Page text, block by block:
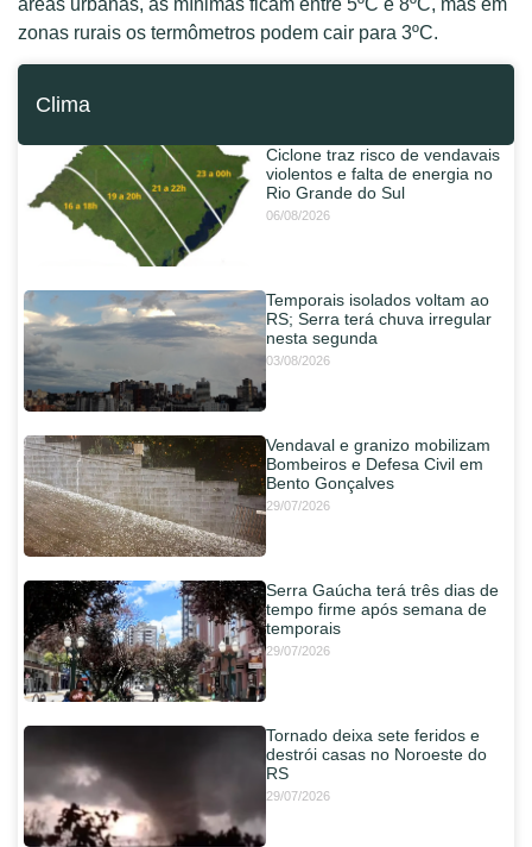
áreas urbanas, as mínimas ficam entre 5ºC e 8ºC, mas em
zonas rurais os termômetros podem cair para 3ºC.
Clima
Ciclone traz risco de vendavais
violentos e falta de energia no
Rio Grande do Sul
06/08/2026
Temporais isolados voltam ao
RS; Serra terá chuva irregular
nesta segunda
03/08/2026
Vendaval e granizo mobilizam
Bombeiros e Defesa Civil em
Bento Gonçalves
29/07/2026
Serra Gaúcha terá três dias de
tempo firme após semana de
temporais
29/07/2026
Tornado deixa sete feridos e
destrói casas no Noroeste do
RS
29/07/2026